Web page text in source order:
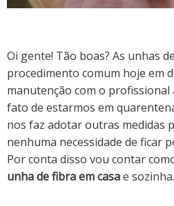
Oi gente! Tão boas? As unhas
procedimento comum hoje em
manutenção com o profissional
fato de estarmos em
nos faz adotar outras medidas
nenhuma necessidade de ficar
Por conta disso vou contar
unha de fibra em casae sozinha.